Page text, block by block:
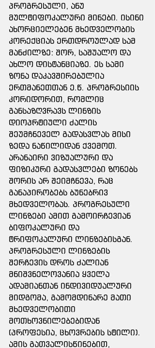
პროგრესული, ანუ
მულტიფოკალური მინები. ისინი
ახორციელებენ მხედველობის
კორექციას ერთდროულად სამ
მანძილზე: შორ, საშუალო და
ახლო დისტანციაზე. ეს სამი
ზონა დაკავშირებულია
ერთმანეთთან ე.წ. პროგრესიის
კორიდორით, რომლიც
განსაზღვრავს ლინზის
დიოპრტიული ძალის
შეუმჩნეველ გადასვლას მისი
ზედა ნაწილიდან ქვემოთ.
არანაირი ვიზუალური და
ფიზიკური გადასვლები ზონებს
შორის არ შეიმჩნევა, რაც
განაპირობებს ბუნებრივ
მხედველობას. პროგრესული
ლინზები ამით გამოირჩევიან
ბიფოკალური და
ტრიფოკალური ლინზებისგან.
პროგრესული ლინზების
შერჩევის დროს ძალიან
მნიშვნელოვანია ყველა
ადამიანთან ინდივიდუალური
მიდგომა, გამომდინარე მათი
მხედველობითი
მოთხოვნილებებიდან
(პროფესია, ცხოვრების სტილი).
ამის გათვალისწინებით,